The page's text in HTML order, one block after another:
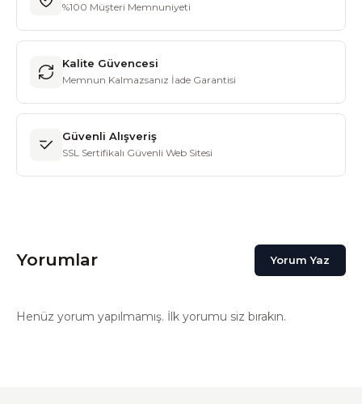
%100 Müşteri Memnuniyeti
Kalite Güvencesi
Memnun Kalmazsanız İade Garantisi
Güvenli Alışveriş
SSL Sertifikalı Güvenli Web Sitesi
Yorumlar Yorum Yaz
Henüz yorum yapılmamış. İlk yorumu siz bırakın.